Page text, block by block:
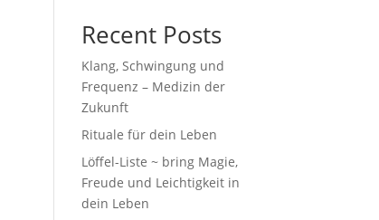
Recent Posts
Klang, Schwingung und
Frequenz – Medizin der
Zukunft
Rituale für dein Leben
Löffel-Liste ~ bring Magie,
Freude und Leichtigkeit in
dein Leben